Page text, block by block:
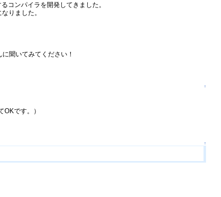
コンパイラを開発してきました。
りました。
聞いてみてください！
↑
です。）
↑